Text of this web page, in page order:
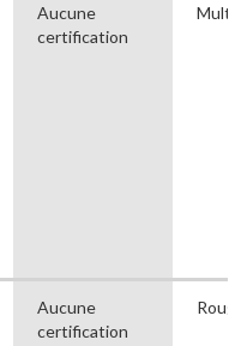
Aucune
certification
Aucune
certification
Rouge